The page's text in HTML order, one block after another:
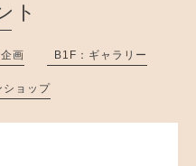
ト
画 B1F：ギャラリー
ショップ